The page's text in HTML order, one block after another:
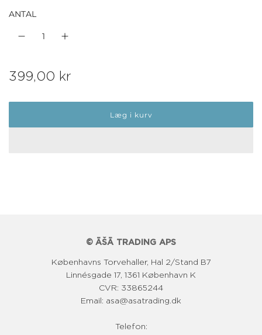
ANTAL
N
399,00 kr
Læg i kurv
© ĀŠĀ TRADING APS
Københavns Torvehaller, Hal 2/Stand B7
Linnésgade 17, 1361 København K
CVR: 33865244
Email: asa@asatrading.dk
Telefon: